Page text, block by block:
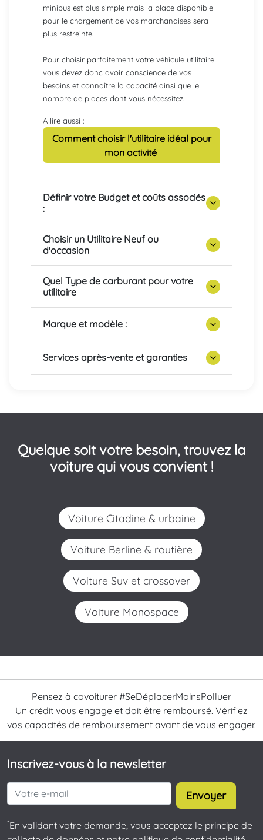
minibus est plus simple mais la place disponible
pour le chargement de vos marchandises sera
plus restreinte.
Pour choisir parfaitement votre véhicule utilitaire
vous devez donc avoir conscience de vos
besoins et connaître la capacité ainsi que le
nombre de places dont vous nécessitez.
A lire aussi :
Comment choisir l'utilitaire idéal pour
mon activité
Définir votre Budget et coûts associés
:
Choisir un Utilitaire Neuf ou
d'occasion
Quel Type de carburant pour votre
utilitaire
Marque et modèle :
Services après-vente et garanties
Quelque soit votre besoin, trouvez la
voiture qui vous convient !
Voiture Citadine & urbaine
Voiture Berline & routière
Voiture Suv et crossover
Voiture Monospace
Pensez à covoiturer #SeDéplacerMoinsPolluer
Un crédit vous engage et doit être remboursé. Vérifiez
vos capacités de remboursement avant de vous engager.
Inscrivez-vous à la newsletter
Envoyer
*En validant votre demande, vous acceptez le principe de